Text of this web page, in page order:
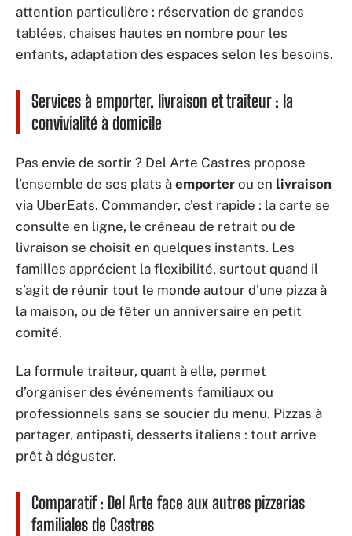
attention particulière : réservation de grandes
tablées, chaises hautes en nombre pour les
enfants, adaptation des espaces selon les besoins.
Services à emporter, livraison et traiteur : la
convivialité à domicile
Pas envie de sortir ? Del Arte Castres propose
l’ensemble de ses plats à emporter ou en livraison
via UberEats. Commander, c’est rapide : la carte se
consulte en ligne, le créneau de retrait ou de
livraison se choisit en quelques instants. Les
familles apprécient la flexibilité, surtout quand il
s’agit de réunir tout le monde autour d’une pizza à
la maison, ou de fêter un anniversaire en petit
comité.
La formule traiteur, quant à elle, permet
d’organiser des événements familiaux ou
professionnels sans se soucier du menu. Pizzas à
partager, antipasti, desserts italiens : tout arrive
prêt à déguster.
Comparatif : Del Arte face aux autres pizzerias
familiales de Castres